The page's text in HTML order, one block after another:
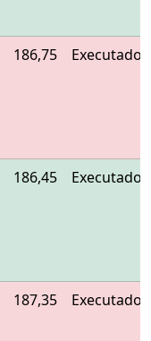
186,75 Executado
186,45 Executado
187,35 Executado